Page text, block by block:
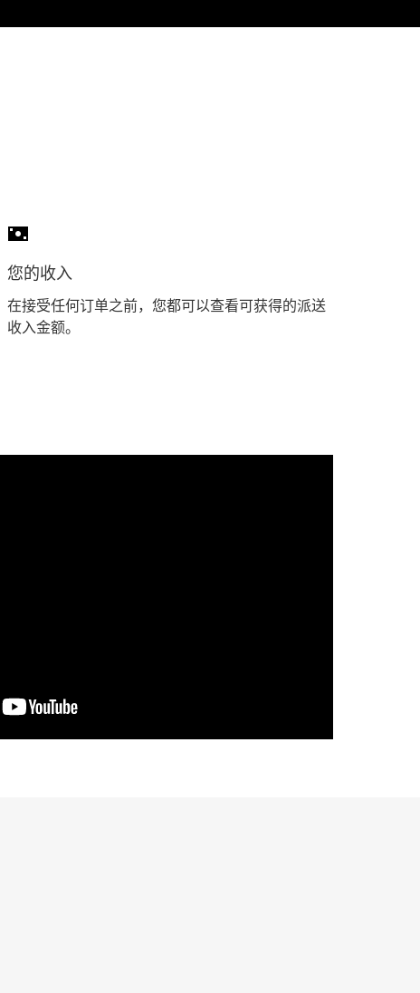
您的收入
在接受任何订单之前，您都可以查看可获得的派送
收入金额。